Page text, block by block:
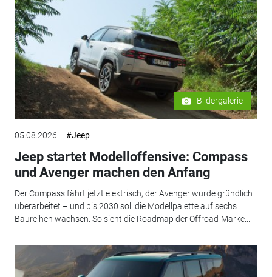
Bildergalerie
05.08.2026 #Jeep
Jeep startet Modelloffensive: Compass
und Avenger machen den Anfang
Der Compass fährt jetzt elektrisch, der Avenger wurde gründlich
überarbeitet – und bis 2030 soll die Modellpalette auf sechs
Baureihen wachsen. So sieht die Roadmap der Offroad-Marke...